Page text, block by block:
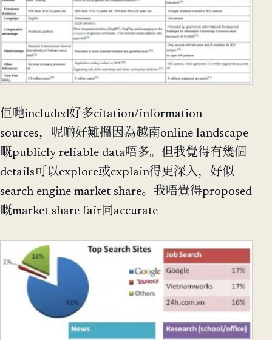
佢哋included好多citation/information
sources，呢啲好難搵因為越南online landscape
嘅publicly reliable data唔多。但我覺得有幾個
details可以explore或explain得更深入，好似
search engine market share。我唔覺得proposed
嘅market share fair同accurate